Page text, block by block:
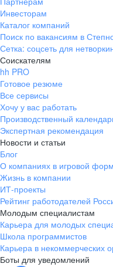
Инвесторам
Каталог компаний
Поиск по вакансиям в
Сетка: соцсеть для
Соискателям
hh PRO
Готовое резюме
Все сервисы
Хочу у вас работать
Производственный
Экспертная рекомендация
Новости и статьи
Блог
О компаниях в игровой
Жизнь в компании
ИТ-проекты
Рейтинг работодателей
Молодым специалистам
Карьера для молодых
Школа программистов
Карьера в некоммерческих
Боты для уведомлений